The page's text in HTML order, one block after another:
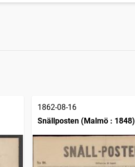
1862-08-16
Snällposten (Malmö : 1848)